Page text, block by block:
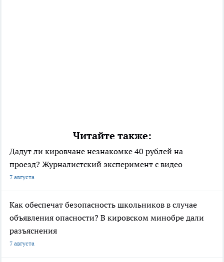
Читайте также:
Дадут ли кировчане незнакомке 40 рублей на
проезд? Журналистский эксперимент с видео
7 августа
Как обеспечат безопасность школьников в случае
объявления опасности? В кировском минобре дали
разъяснения
7 августа